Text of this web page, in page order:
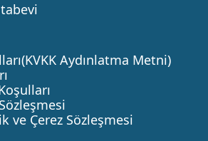
Aydınlatma Metni)
ve Çerez Sözleşmesi